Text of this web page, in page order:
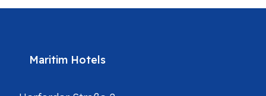
Maritim Hotels